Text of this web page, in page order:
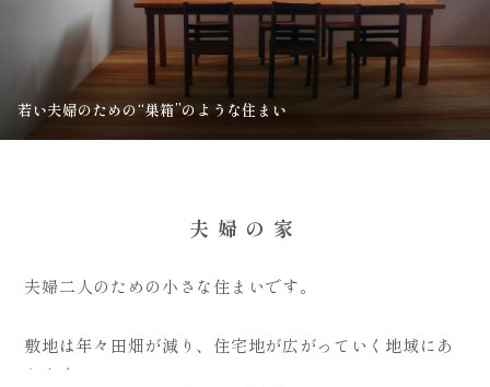
若い夫婦のための“巣箱”のような住まい
夫婦の家
夫婦二人のための小さな住まいです。
敷地は年々田畑が減り、住宅地が広がっていく地域にあ
ります。